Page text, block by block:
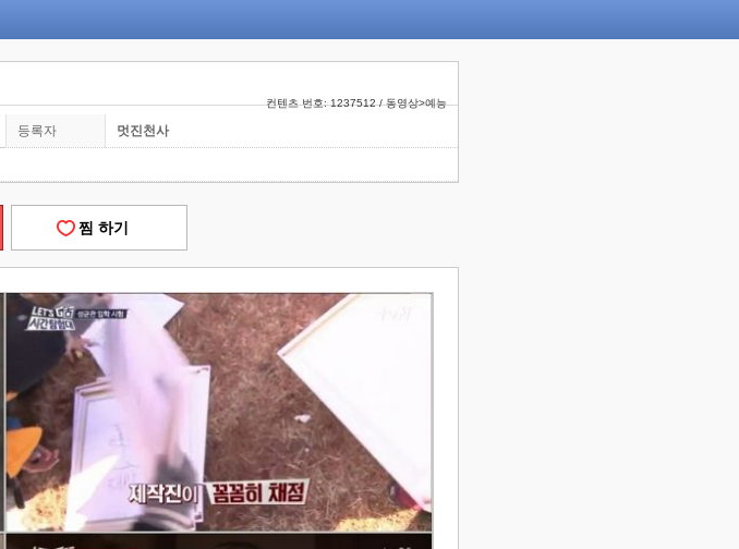
컨텐츠 번호: 1237512 / 동영상>예능
등록자 멋진천사
찜 하기